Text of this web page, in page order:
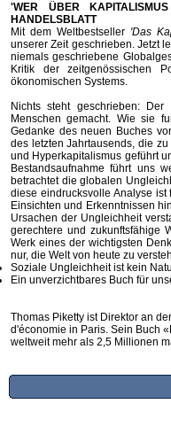
'WER ÜBER
HANDELSBLATT
Mit dem Weltbestseller 'Das
unserer Zeit geschrieben. Jetzt
niemals geschriebene
Kritik der zeitgenössischen
ökonomischen Systems.
Nichts steht geschrieben:
Menschen gemacht. Wie sie
Gedanke des neuen Buches
des letzten Jahrtausends, die
und Hyperkapitalismus geführt
Bestandsaufnahme führt uns
betrachtet die globalen
diese eindrucksvolle Analyse
Einsichten und Erkenntnissen
Ursachen der Ungleichheit
gerechtere und zukunftsfähige
Werk eines der wichtigsten
nur, die Welt von heute zu
Soziale Ungleichheit ist kein
Ein unverzichtbares Buch für
Thomas Piketty ist Direktor an
d'économie in Paris. Sein Buch
weltweit mehr als 2,5 Millionen